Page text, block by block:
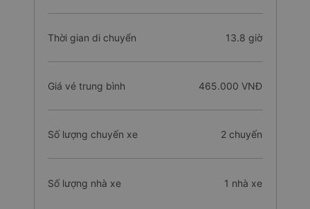
Thời gian di chuyển 13.8 giờ
Giá vé trung bình 465.000 VNĐ
Số lượng chuyến xe 2 chuyến
Số lượng nhà xe 1 nhà xe